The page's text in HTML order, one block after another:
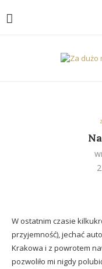
W ostatnim czasie
przyjemność), jechać
Krakowa i z powrotem
pozwoliło mi nigdy